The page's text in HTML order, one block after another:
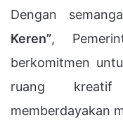
Dengan
Keren”,
berkomitmen
ruang
memberdayakan